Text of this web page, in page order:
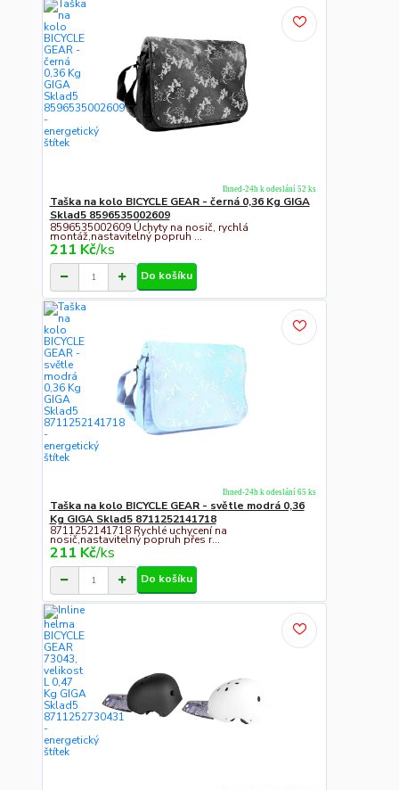
Taška na kolo BICYCLE GEAR - černá 0,36 Kg GIGA
Sklad5 8596535002609
8596535002609 Úchyty na nosič, rychlá
montáž,nastavitelný popruh ...
211 Kč/ks
Ihned-24h k odeslání 52 ks
Do košíku
Taška na kolo BICYCLE GEAR - světle modrá 0,36
Kg GIGA Sklad5 8711252141718
8711252141718 Rychlé uchycení na
nosič,nastavitelný popruh přes r...
211 Kč/ks
Ihned-24h k odeslání 65 ks
Do košíku